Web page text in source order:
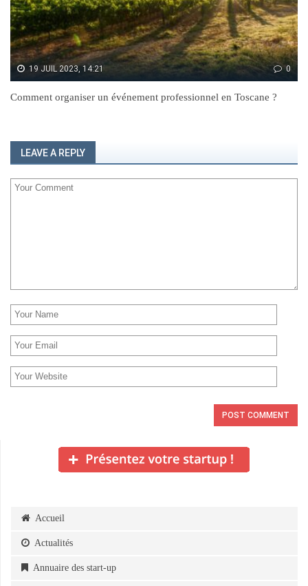
19 JUIL 2023, 14:21 0
Comment organiser un événement professionnel en Toscane ?
LEAVE A REPLY
Accueil
Actualités
Annuaire des start-up